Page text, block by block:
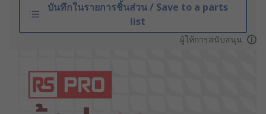
บันทึกในรายการชิ้นส่วน / Save to a parts
list
ผู้ให้การสนับสนุน